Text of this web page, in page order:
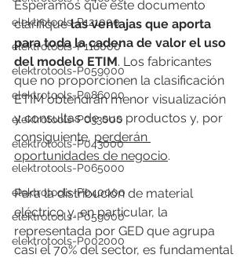
elektrotools-P121000
elektrotools-P118000
elektrotools-P059000
elektrotools-P086000
elektrotools-P033000
elektrotools-P043000
elektrotools-P065000
elektrotools-P040000
elektrotools-P059000
elektrotools-P002000
Esperamos que este documento
clarifique las ventajas que aporta
para toda la cadena de valor el uso
del modelo ETIM. Los fabricantes
que no proporcionen la clasificación
ETIM obtendrán menor visualización
y consultas de sus productos y, por
consiguiente, perderán
oportunidades de negocio.
Para la distribución de material
eléctrico y, en particular, la
representada por GED que agrupa
casi el 70% del sector, es fundamental